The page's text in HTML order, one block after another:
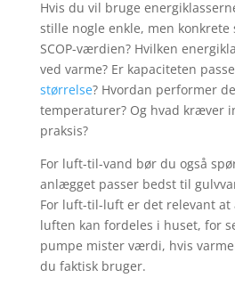
Hvis du vil bruge
stille nogle enkle, men konkrete
SCOP-værdien? Hvilken
ved varme? Er kapaciteten
størrelse? Hvordan performer
temperaturer? Og hvad kræver
praksis?
For luft-til-vand bør du også
anlægget passer bedst til
For luft-til-luft er det relevant at
luften kan fordeles i huset, for
pumpe mister værdi, hvis
du faktisk bruger.